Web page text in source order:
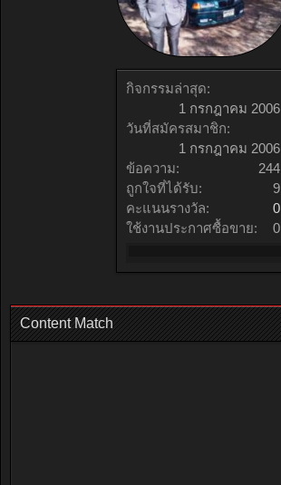
กิจกรรมล่าสุด:
1 กรกฎาคม 2006
วันที่สมัครสมาชิก:
1 กรกฎาคม 2006
ข้อความ:
244
ถูกใจที่ได้รับ:
9
คะแนนรางวัล:
0
ใช้งานประกาศซื้อขาย:
0
Content Match